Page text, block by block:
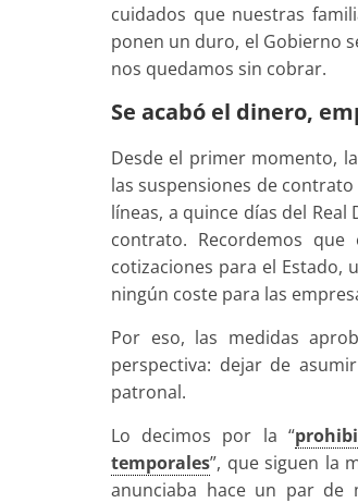
cuidados que nuestras
ponen un duro, el Gobierno
nos quedamos sin cobrar.
Se acabó el dinero,
Desde el primer momento,
las suspensiones de contrato
líneas, a quince días del
contrato. Recordemos
cotizaciones para el
ningún coste para las
Por eso, las medidas
perspectiva: dejar de
patronal.
Lo decimos por la “
temporales”, que siguen la
anunciaba hace un par